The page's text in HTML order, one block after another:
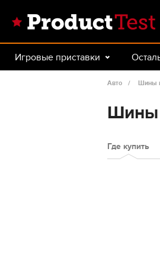
Игровые приставки
Авто
Авто Шины
Шины
Где купить